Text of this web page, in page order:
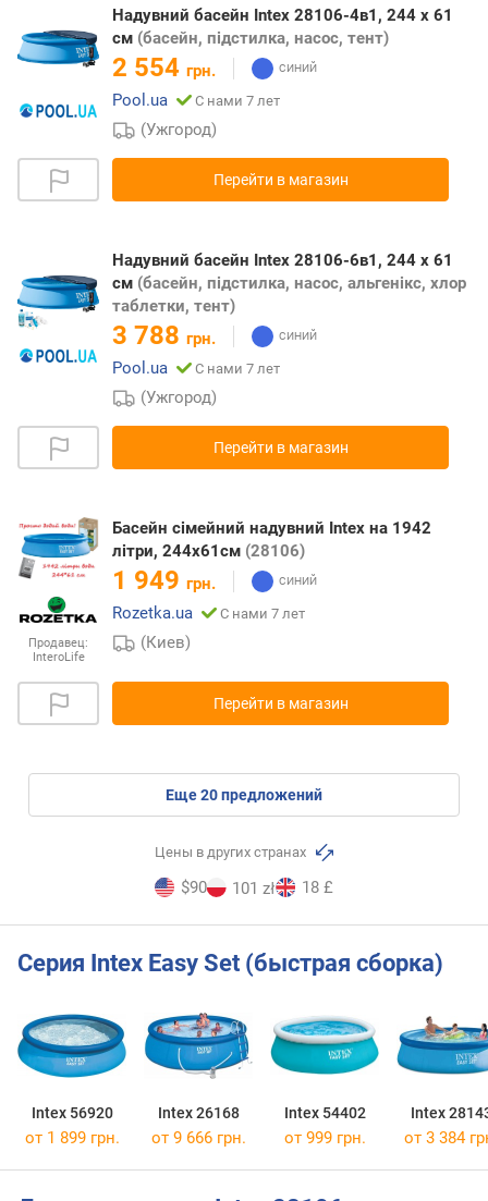
Надувний басейн Intex 28106-4в1, 244 х 61
см (басейн, підстилка, насос, тент)
2 554 грн.
Pool.ua
С нами 7 лет
(Ужгород)
Перейти в магазин
Надувний басейн Intex 28106-6в1, 244 х 61
см (басейн, підстилка, насос, альгенікс, хлор
таблетки, тент)
3 788 грн.
Pool.ua
С нами 7 лет
(Ужгород)
Перейти в магазин
Продавец:
InteroLife
Басейн сімейний надувний Intex на 1942
літри, 244х61см (28106)
1 949 грн.
Rozetka.ua
С нами 7 лет
(Киев)
Перейти в магазин
eще20предложений
Цены в других странах
$90 101 zł 18 £
Серия Intex Easy Set (быстрая сборка)
Intex 56920 Intex 26168 Intex 54402 Intex
от 1 899 грн. от 9 666 грн. от 999 грн. от 3 384